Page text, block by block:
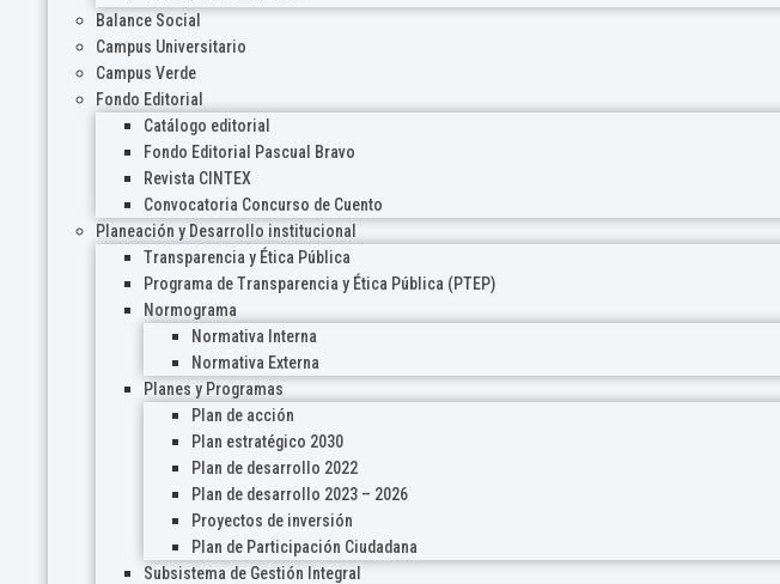
Balance Social
Campus Universitario
Campus Verde
Fondo Editorial
Catálogo editorial
Fondo Editorial Pascual Bravo
Revista CINTEX
Convocatoria Concurso de Cuento
Planeación y Desarrollo institucional
Transparencia y Ética Pública
Programa de Transparencia y Ética Pública (PTEP)
Normograma
Normativa Interna
Normativa Externa
Planes y Programas
Plan de acción
Plan estratégico 2030
Plan de desarrollo 2022
Plan de desarrollo 2023 – 2026
Proyectos de inversión
Plan de Participación Ciudadana
Subsistema de Gestión Integral